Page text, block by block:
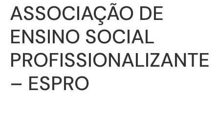
ASSOCIAÇÃO DE
ENSINO SOCIAL
PROFISSIONALIZANTE
– ESPRO